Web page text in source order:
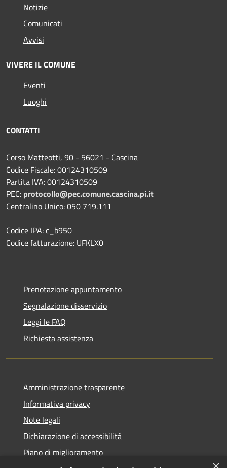
Notizie
Comunicati
Avvisi
VIVERE IL COMUNE
Eventi
Luoghi
CONTATTI
Corso Matteotti, 90 - 56021 - Cascina
Codice Fiscale: 00124310509
Partita IVA: 00124310509
PEC: protocollo@pec.comune.cascina.pi.it
Centralino Unico: 050 719.111
Codice IPA: c_b950
Codice fatturazione: UFKLX0
Prenotazione appuntamento
Segnalazione disservizio
Leggi le FAQ
Richiesta assistenza
Amministrazione trasparente
Informativa privacy
Note legali
Dichiarazione di accessibilità
Piano di miglioramento